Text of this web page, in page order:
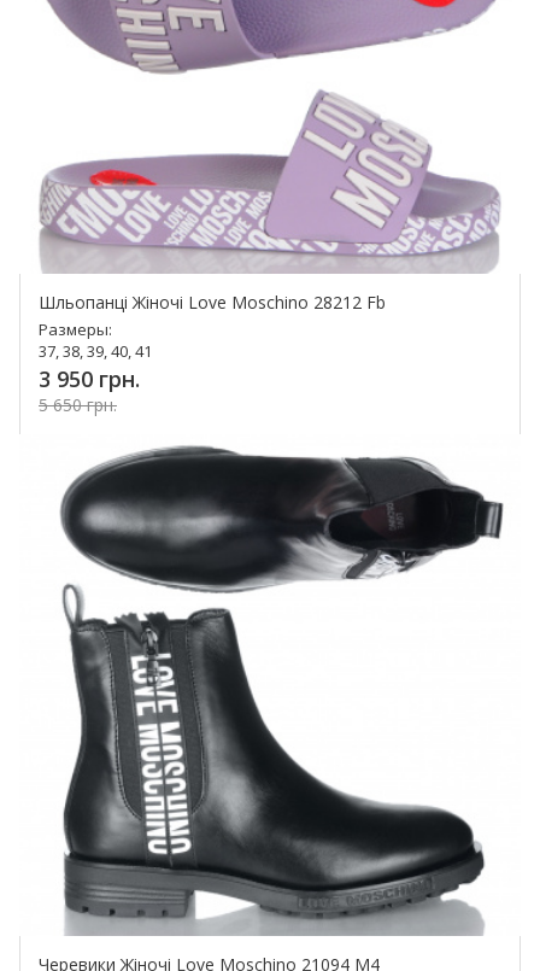
Шльопанці Жіночі Love Moschino 28212 Fb
Размеры:
37, 38, 39, 40, 41
3 950 грн.
5 650 грн.
Купить!
Черевики Жіночі Love Moschino 21094 M4